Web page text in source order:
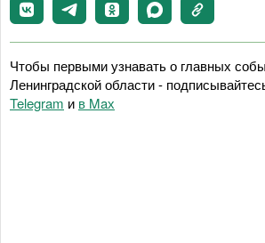
Чтобы первыми узнавать о главных
Ленинградской области -
Telegram и в Maх